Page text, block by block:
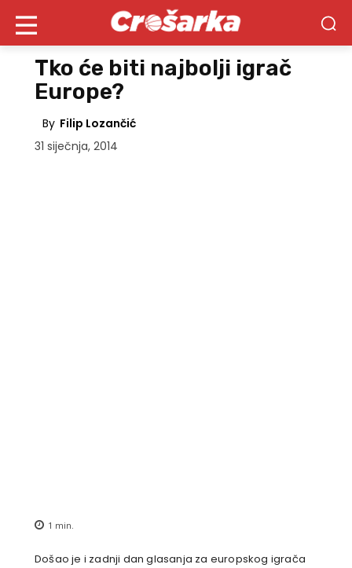
Tko će biti najbolji igrač
Europe?
By Filip Lozančić
31 siječnja, 2014
1 min.
Došao je i zadnji dan glasanja za europskog igrača